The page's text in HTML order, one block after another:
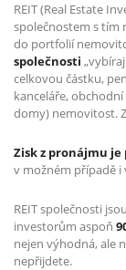
REIT (Real Estate
společnostem s tím
do portfolií
společnosti
celkovou částku,
kanceláře,
domy) nemovitost.
Zisk z pronájmu
v možném případě i
REIT společnosti
investorům aspoň
nejen výhodná, ale
nepřijdete.